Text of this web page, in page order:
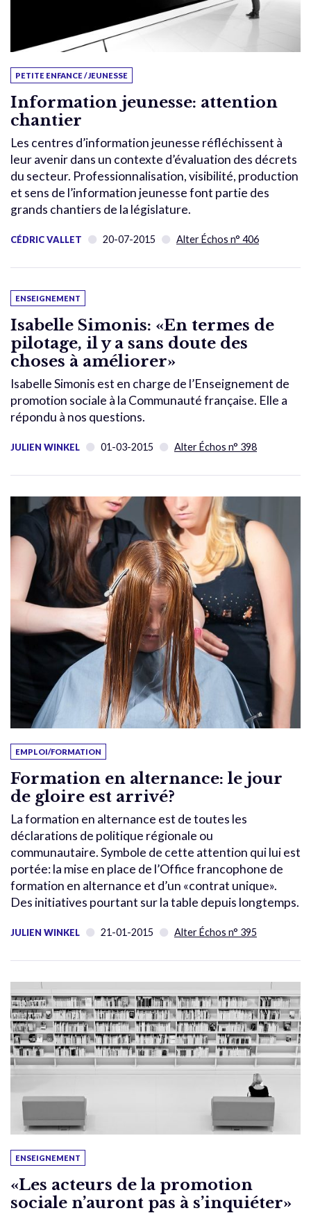
PETITE ENFANCE / JEUNESSE
Information jeunesse: attention
chantier
Les centres d’information jeunesse réfléchissent à
leur avenir dans un contexte d’évaluation des décrets
du secteur. Professionnalisation, visibilité, production
et sens de l’information jeunesse font partie des
grands chantiers de la législature.
CÉDRIC VALLET 20-07-2015 Alter Échos n° 406
ENSEIGNEMENT
Isabelle Simonis: «En termes de
pilotage, il y a sans doute des
choses à améliorer»
Isabelle Simonis est en charge de l’Enseignement de
promotion sociale à la Communauté française. Elle a
répondu à nos questions.
JULIEN WINKEL 01-03-2015 Alter Échos n° 398
EMPLOI/FORMATION
Formation en alternance: le jour
de gloire est arrivé?
La formation en alternance est de toutes les
déclarations de politique régionale ou
communautaire. Symbole de cette attention qui lui est
portée: la mise en place de l’Office francophone de
formation en alternance et d’un «contrat unique».
Des initiatives pourtant sur la table depuis longtemps.
JULIEN WINKEL 21-01-2015 Alter Échos n° 395
ENSEIGNEMENT
«Les acteurs de la promotion
sociale n’auront pas à s’inquiéter»